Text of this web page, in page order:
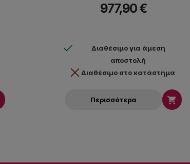
δικτύου Dante. Η τροφοδοσία, ο έλεγχος και η
977,90 €
Διαθέσιμο για άμεση
αποστολή
Διαθέσιμο στο κατάστημα
Περισσότερα 